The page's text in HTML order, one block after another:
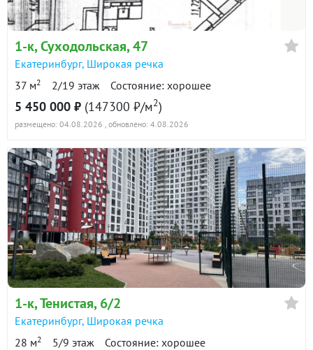
1-к, Суходольская, 47
Екатеринбург, Широкая речка
37 м2 2/19 этаж Состояние: хорошее
5 450 000 ₽ (147300 ₽/м2)
размещено: 04.08.2026 , обновлено: 4.08.2026
1-к, Тенистая, 6/2
Екатеринбург, Широкая речка
28 м2 5/9 этаж Состояние: хорошее